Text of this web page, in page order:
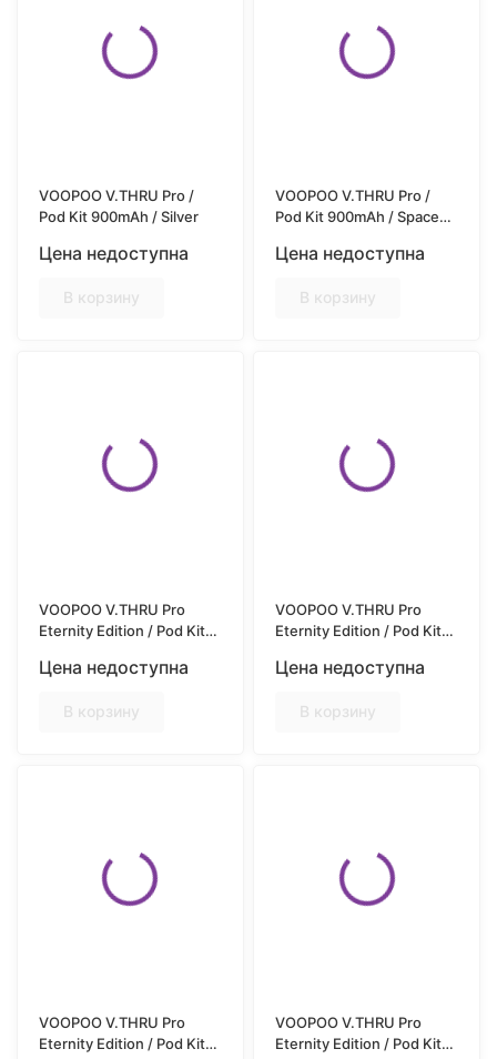
VOOPOO V.THRU Pro /
Pod Kit 900mAh / Silver
Цена недоступна
В корзину
VOOPOO V.THRU Pro /
Pod Kit 900mAh / Space
Цена недоступна
В корзину
VOOPOO V.THRU Pro
Eternity Edition / Pod Kit
Цена недоступна
В корзину
VOOPOO V.THRU Pro
Eternity Edition / Pod Kit
Цена недоступна
В корзину
VOOPOO V.THRU Pro
Eternity Edition / Pod Kit
VOOPOO V.THRU Pro
Eternity Edition / Pod Kit